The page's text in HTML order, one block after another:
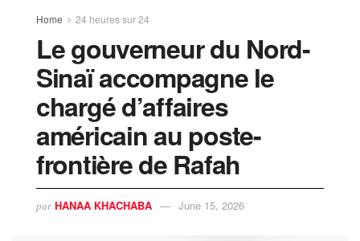
Home 24 heures sur 24
Le gouverneur du Nord-
Sinaï accompagne le
chargé d’affaires
américain au poste-
frontière de Rafah
par HANAA KHACHABA June 15, 2026